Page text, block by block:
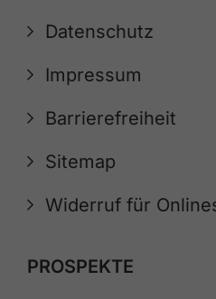
Datenschutz
Impressum
Barrierefreiheit
Sitemap
Widerruf für
PROSPEKTE